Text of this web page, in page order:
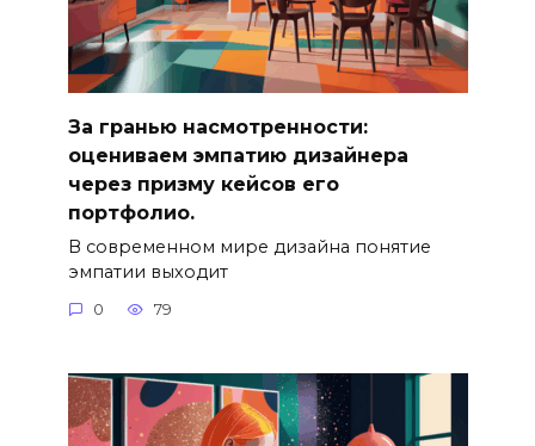
За гранью насмотренности:
оцениваем эмпатию дизайнера
через призму кейсов его
портфолио.
В современном мире дизайна понятие
эмпатии выходит
0 79